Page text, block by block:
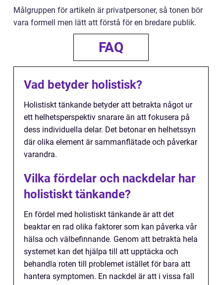
Målgruppen för artikeln är privatpersoner, så tonen bör
vara formell men lätt att förstå för en bredare publik.
FAQ
Vad betyder holistisk?
Holistiskt tänkande betyder att betrakta något ur
ett helhetsperspektiv snarare än att fokusera på
dess individuella delar. Det betonar en helhetssyn
där olika element är sammanflätade och påverkar
varandra.
Vilka fördelar och nackdelar har
holistiskt tänkande?
En fördel med holistiskt tänkande är att det
beaktar en rad olika faktorer som kan påverka vår
hälsa och välbefinnande. Genom att betrakta hela
systemet kan det hjälpa till att upptäcka och
behandla roten till problemet istället för bara att
hantera symptomen. En nackdel är att i vissa fall